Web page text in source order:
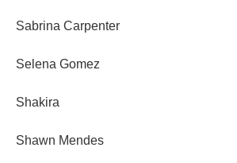
Sabrina Carpenter
Selena Gomez
Shakira
Shawn Mendes